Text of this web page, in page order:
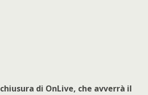
chiusura di OnLive, che avverrà il